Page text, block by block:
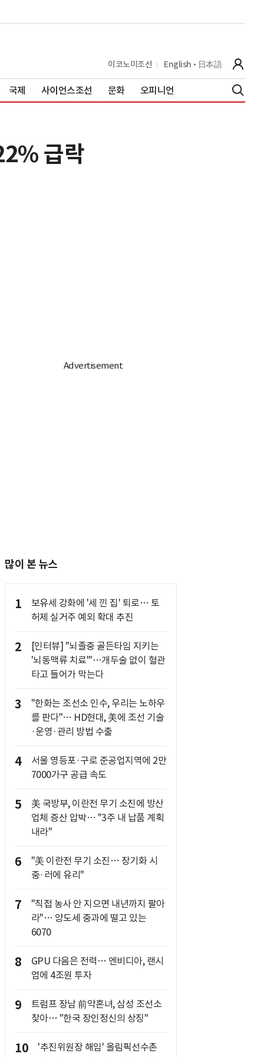
이코노미조선 English 日本語
국제 사이언스조선 문화 오피니언
급락
많이 본 뉴스
1
보유세 강화에 '세 낀 집' 퇴로… 토
허제 실거주 예외 확대 추진
2
[인터뷰] "뇌졸중 골든타임 지키는
'뇌동맥류 치료'"…개두술 없이 혈관
타고 들어가 막는다
3
"한화는 조선소 인수, 우리는 노하우
를 판다"… HD현대, 美에 조선 기술
·운영·관리 방법 수출
4
서울 영등포·구로 준공업지역에 2만
7000가구 공급 속도
5
美 국방부, 이란전 무기 소진에 방산
업체 증산 압박… "3주 내 납품 계획
내라"
6
"美 이란전 무기 소진… 장기화 시
중·러에 유리"
7
"직접 농사 안 지으면 내년까지 팔아
라"… 양도세 중과에 떨고 있는
6070
8
GPU 다음은 전력… 엔비디아, 랜시
엄에 4조원 투자
9
트럼프 장남 前약혼녀, 삼성 조선소
찾아… "한국 장인정신의 상징"
10
'추진위원장 해임' 올림픽선수촌